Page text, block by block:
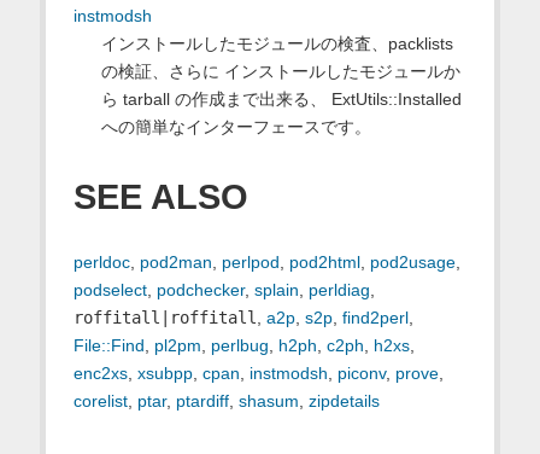
instmodsh
インストールしたモジュールの検査、packlists
の検証、さらに インストールしたモジュールか
ら tarball の作成まで出来る、 ExtUtils::Installed
への簡単なインターフェースです。
SEE ALSO
perldoc, pod2man perlpod pod2html, pod2usage,
podselect, podchecker, splain perldiag
roffitall|roffitall
a2p, s2p, find2perl,
File::Find
pl2pm perlbug h2ph c2ph h2xs,
enc2xs, xsubpp, cpan instmodsh piconv, prove,
corelist, ptar, ptardiff, shasum zipdetails